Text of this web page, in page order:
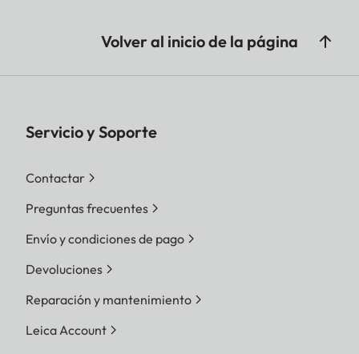
Volver al inicio de la página
Servicio y Soporte
Contactar
Preguntas frecuentes
Envío y condiciones de pago
Devoluciones
Reparación y mantenimiento
Leica Account